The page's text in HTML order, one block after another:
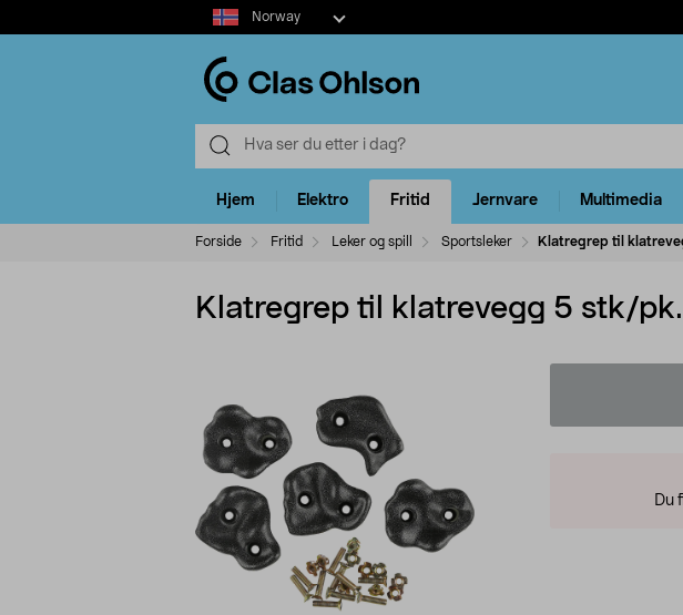
Select
market
Norway
Hjem Elektro Fritid Jernvare Multimedia
Forside Fritid Leker og spill Sportsleker Klatregrep til
Klatregrep til klatrevegg 5 stk/pk.
Du